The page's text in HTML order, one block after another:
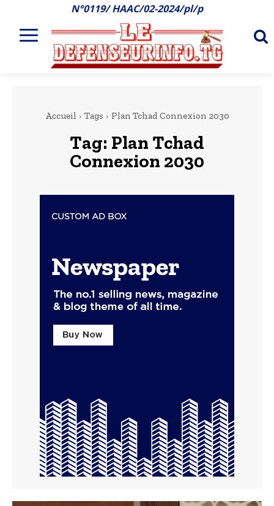
N°0119/ HAAC/02-2024/pl/p
Accueil Tags Plan Tchad Connexion 2030
Tag: Plan Tchad
Connexion 2030